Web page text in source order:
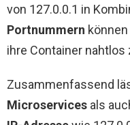
von 127.0.0.1 in
Portnummern
ihre Container
Zusammenfassend
Microservices als